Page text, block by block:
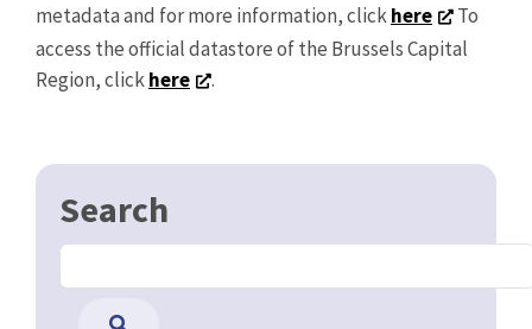
metadata and for more information, clickhere
To
access the official datastore of the Brussels Capital
Region, clickhere .
Search